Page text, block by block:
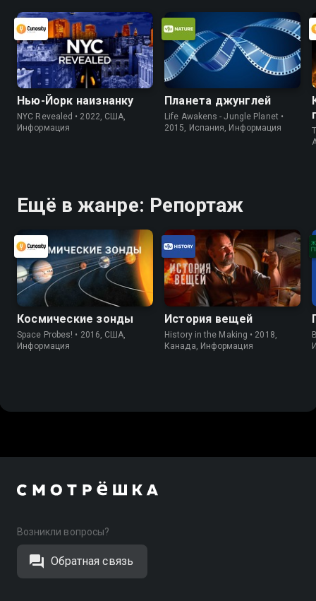
Нью-Йорк наизнанку
NYC Revealed • 2022, США,
Информация
Планета джунглей
Life Awakens - Jungle Planet •
2015, Испания, Информация
Ещё в жанре: Репортаж
Космические зонды
Space Probes! • 2016, США,
Информация
История вещей
History in the Making • 2018,
Канада, Информация
Возникли вопросы?
Обратная связь